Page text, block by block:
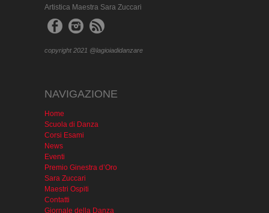
Artistica Maestra Sara Zuccari
copyright 2021 @lagioiadidanzare
NAVIGAZIONE
Home
Scuola di Danza
Corsi Esami
News
Eventi
Premio Ginestra d’Oro
Sara Zuccari
Maestri Ospiti
Contatti
Giornale della Danza